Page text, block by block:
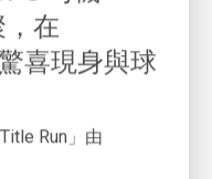
，在
喜現身與球
Run」由